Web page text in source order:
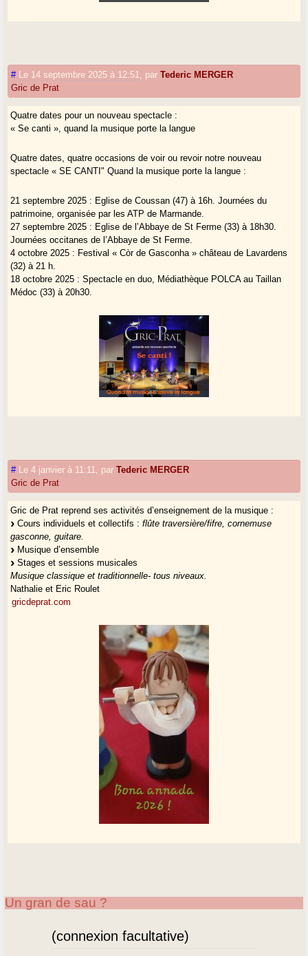
# Le 14 septembre 2025 à 12:51 parTederic MERGER
Gric de Prat
Quatre dates pour un nouveau spectacle :
« Se canti », quand la musique porte la langue
Quatre dates, quatre occasions de voir ou revoir notre nouveau
spectacle « SE CANTI" Quand la musique porte la langue :
21 septembre 2025 : Eglise de Coussan (47) à 16h. Journées du
patrimoine, organisée par les ATP de Marmande.
27 septembre 2025 : Eglise de l’Abbaye de St Ferme (33) à 18h30.
Journées occitanes de l’Abbaye de St Ferme.
4 octobre 2025 : Festival « Còr de Gasconha » château de Lavardens
(32) à 21 h.
18 octobre 2025 : Spectacle en duo, Médiathèque POLCA au Taillan
Médoc (33) à 20h30.
# Le 4 janvier à 11:11 parTederic MERGER
Gric de Prat
Gric de Prat reprend ses activités d’enseignement de la musique :
Cours individuels et collectifs :flûte traversière/fifre, cornemuse
gasconne, guitare.
Musique d’ensemble
Stages et sessions musicales
Musique classique et traditionnelle- tous niveaux.
Nathalie et Eric Roulet
gricdeprat.com
Un gran de sau ?
(connexion facultative)